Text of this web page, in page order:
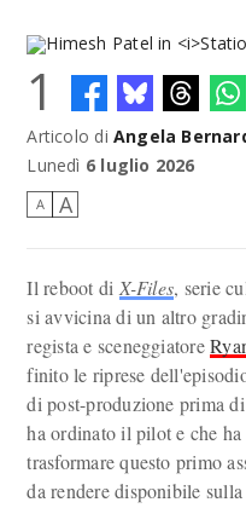
Himesh Patel in
1
Articolo di Angela
Lunedì 6 luglio 2026
A A
Il reboot di X-Files, serie
si avvicina di un altro
regista e sceneggiatore
finito le riprese
di post-produzione prima
ha ordinato il pilot e che
trasformare questo primo
da rendere disponibile